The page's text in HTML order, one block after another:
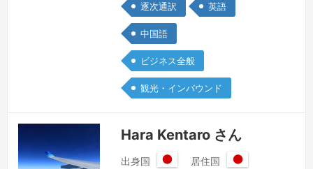
MBAを取得しました。その後、6年間日
系企業でマーケティングと日英中通訳を
担当していました。日中通訳と英中通訳
の仕事をぜひお任せください。
見る »
逐次通訳 英語
中国語
ビジネス全般
観光・インバウンド
Hara Kentaro さん
出身国 居住国